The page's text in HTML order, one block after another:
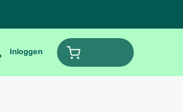
Inloggen